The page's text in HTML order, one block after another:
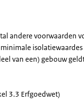
andere voorwaarden
van een) gebouw
3.3 Erfgoedwet)